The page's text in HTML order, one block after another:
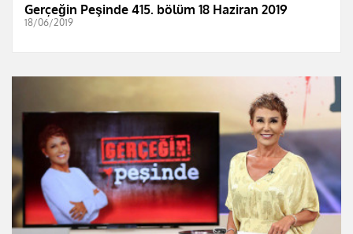
Gerçeğin Peşinde 415. bölüm 18 Haziran 2019
18/06/2019